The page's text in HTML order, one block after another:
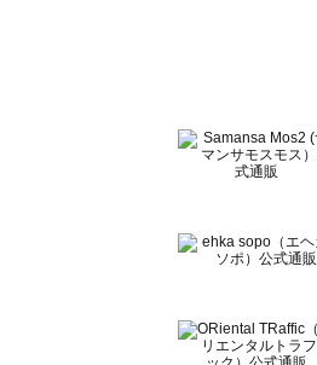
BETTY'S BLUE（べテ
Wpc.（ワールドパーテ